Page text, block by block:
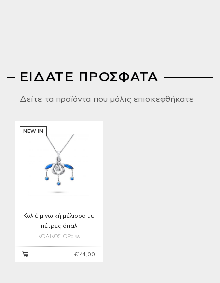
ΕΙΔΑΤΕ ΠΡΟΣΦΑΤΑ
Δείτε τα προϊόντα που μόλις επισκεφθήκατε
NEW IN
Κολιέ μινωική μέλισσα με
πέτρες όπαλ
ΚΩΔΙΚΟΣ: OP0196
€144,00